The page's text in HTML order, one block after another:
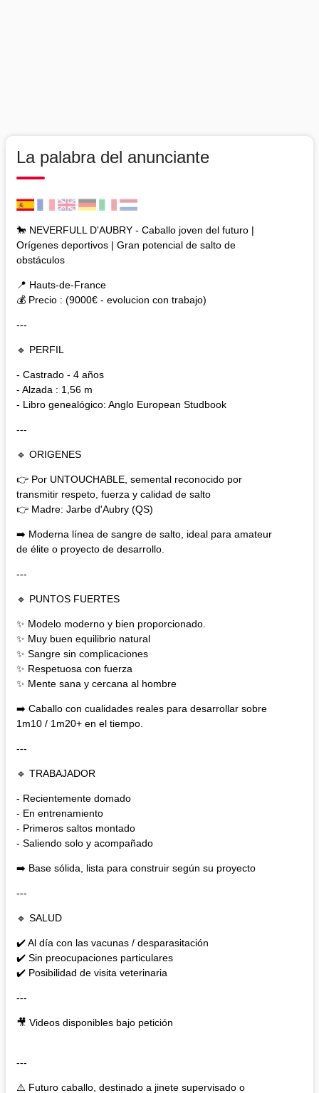
La palabra del anunciante
🐎 NEVERFULL D'AUBRY - Caballo joven del futuro |
Orígenes deportivos | Gran potencial de salto de
obstáculos
📍 Hauts-de-France
💰 Precio : (9000€ - evolucion con trabajo)
---
🔹 PERFIL
- Castrado - 4 años
- Alzada : 1,56 m
- Libro genealógico: Anglo European Studbook
---
🔹 ORIGENES
👉 Por UNTOUCHABLE, semental reconocido por
transmitir respeto, fuerza y calidad de salto
👉 Madre: Jarbe d'Aubry (QS)
➡️ Moderna línea de sangre de salto, ideal para amateur
de élite o proyecto de desarrollo.
---
🔹 PUNTOS FUERTES
✨ Modelo moderno y bien proporcionado.
✨ Muy buen equilibrio natural
✨ Sangre sin complicaciones
✨ Respetuosa con fuerza
✨ Mente sana y cercana al hombre
➡️ Caballo con cualidades reales para desarrollar sobre
1m10 / 1m20+ en el tiempo.
---
🔹 TRABAJADOR
- Recientemente domado
- En entrenamiento
- Primeros saltos montado
- Saliendo solo y acompañado
➡️ Base sólida, lista para construir según su proyecto
---
🔹 SALUD
✔️ Al día con las vacunas / desparasitación
✔️ Sin preocupaciones particulares
✔️ Posibilidad de visita veterinaria
---
🎥 Videos disponibles bajo petición
---
⚠️ Futuro caballo, destinado a jinete supervisado o